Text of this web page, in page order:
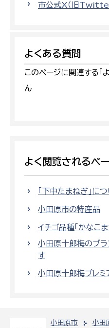
小田原市 小田
市公式X（旧
よくある質問
このページに関連する「
ん
よく閲覧されるペ
「下中たまねぎ」に
小田原市の特産品
イチゴ品種「かなこ
小田原十郎梅のブラ
す
小田原十郎梅プレミ